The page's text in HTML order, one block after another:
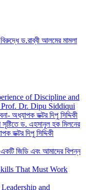
ড.রাব্বী আলমের মামলা
of Discipline and
Dr. Dipu Siddiqui
অধ্যাপক ডক্টর দিপু সিদ্দিকী
সৃষ্টিতে ড. এহসানুল হক মিলনের
ডক্টর দিপু সিদ্দিকী
জিডি এবং আমাদের বিপন্ন
That Must Work
and